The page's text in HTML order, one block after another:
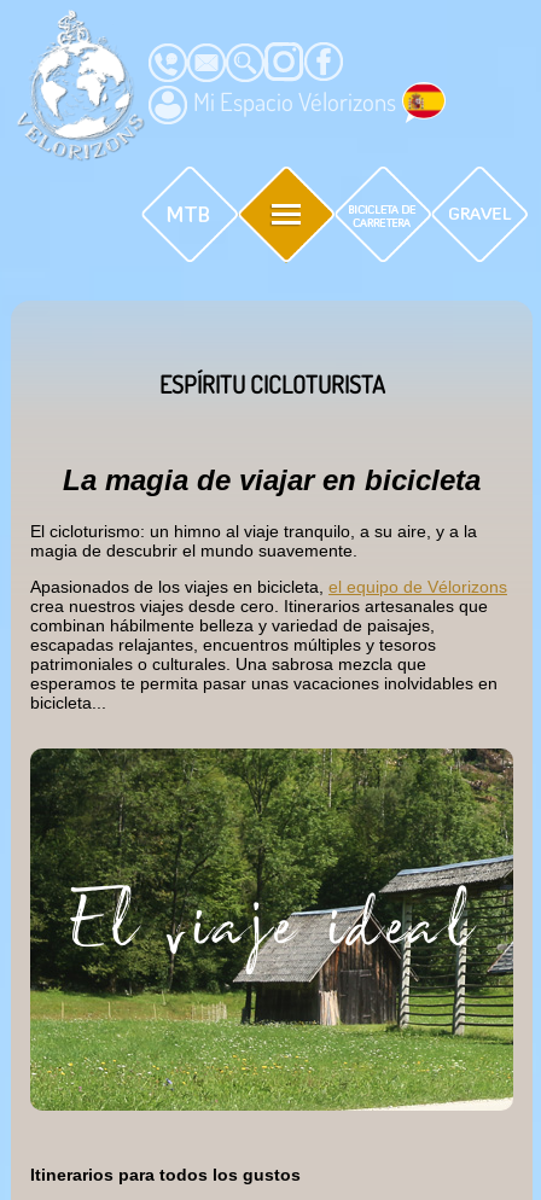
Mi Espacio Vélorizons
ESPÍRITU CICLOTURISTA
La magia de viajar en bicicleta
El cicloturismo: un himno al viaje tranquilo, a su aire, y a la
magia de descubrir el mundo suavemente.
Apasionados de los viajes en bicicleta, el equipo de Vélorizons
crea nuestros viajes desde cero. Itinerarios artesanales que
combinan hábilmente belleza y variedad de paisajes,
escapadas relajantes, encuentros múltiples y tesoros
patrimoniales o culturales. Una sabrosa mezcla que
esperamos te permita pasar unas vacaciones inolvidables en
bicicleta...
El viaje ideal
Itinerarios para todos los gustos